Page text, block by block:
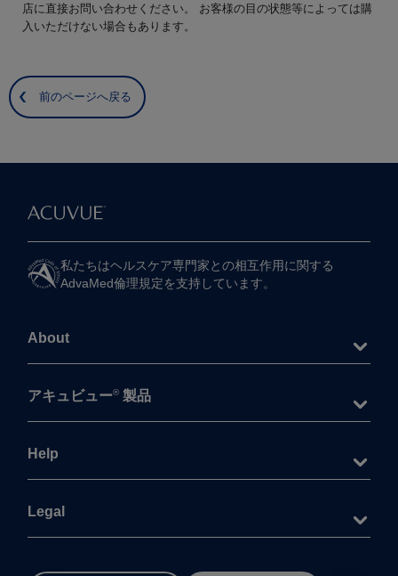
店に直接お問い合わせください。 お客様の目の状態等によっては購
入いただけない場合もあります。
前のページへ戻る
私たちは​ヘルスケア専門家との​相互作用に​関する​
AdvaMed倫理規定を​支持しています。
About
アキュビュー® 製品
Help
Legal